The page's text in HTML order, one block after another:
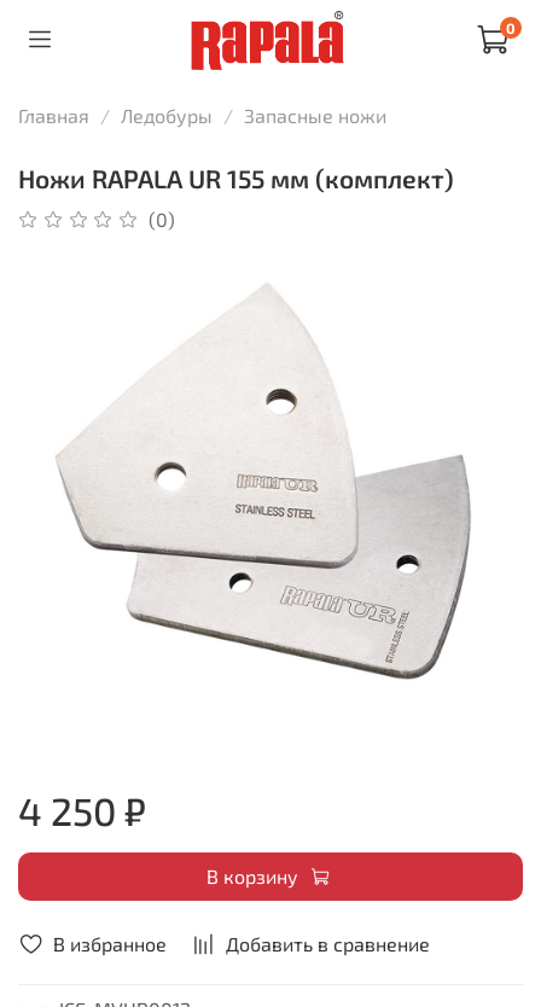
0
Главная Ледобуры Запасные ножи
Ножи RAPALA UR 155 мм (комплект)
(0)
В избранное Добавить в сравнение
4 250 ₽
В корзину